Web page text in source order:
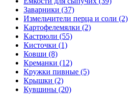
Заварники (37)
Измельчители перца и соли (2)
Картофелемялки (2)
Кастрюли (55)
Кисточки (1)
Ковши (8)
Креманки (12)
Кружки пивные (5)
Крышки (2)
Кувшины (20)